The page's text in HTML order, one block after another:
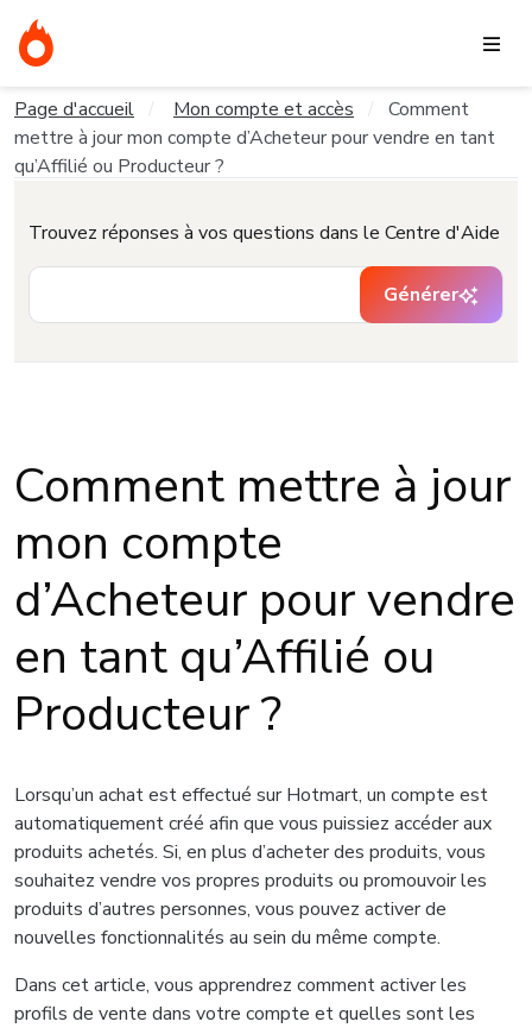
Page d'accueil Mon compte et accès
Comment
mettre à jour mon compte d’Acheteur pour vendre en tant
qu’Affilié ou Producteur ?
Trouvez réponses à vos questions dans le Centre d'Aide
Générer
Comment mettre à jour
mon compte
d’Acheteur pour vendre
en tant qu’Affilié ou
Producteur ?
Lorsqu’un achat est effectué sur Hotmart, un compte est
automatiquement créé afin que vous puissiez accéder aux
produits achetés. Si, en plus d’acheter des produits, vous
souhaitez vendre vos propres produits ou promouvoir les
produits d’autres personnes, vous pouvez activer de
nouvelles fonctionnalités au sein du même compte.
Dans cet article, vous apprendrez comment activer les
profils de vente dans votre compte et quelles sont les